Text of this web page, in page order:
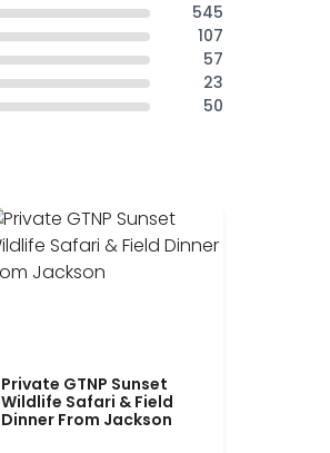
545
107
57
23
50
Private GTNP Sunset
Wildlife Safari & Field
Dinner From Jackson